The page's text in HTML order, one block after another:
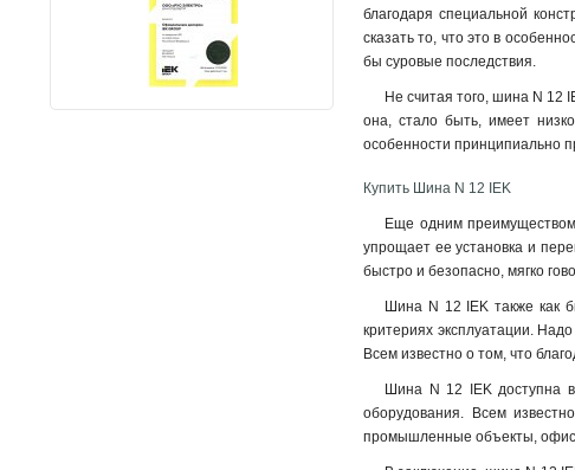
благодаря специальной
сказать то, что это в
бы суровые последствия.
Не считая того, шина N 12
она, стало быть, имеет
особенности принципиально
Купить Шина N 12 IEK
Еще одним
упрощает ее установка и
быстро и безопасно, мягко
Шина N 12 IEK также как
критериях эксплуатации.
Всем известно о том, что
Шина N 12 IEK доступна
оборудования. Всем
промышленные объекты,